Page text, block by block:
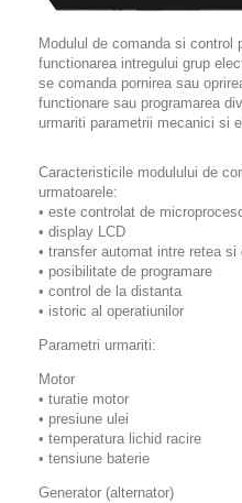
Modulul de comanda si control
functionarea intregului grup
se comanda pornirea sau
functionare sau programarea
urmariti parametrii mecanici si
Caracteristicile modulului de
urmatoarele:
• este controlat de
• display LCD
• transfer automat intre retea si
• posibilitate de programare
• control de la distanta
• istoric al operatiunilor
Parametri urmariti:
Motor
• turatie motor
• presiune ulei
• temperatura lichid racire
• tensiune baterie
Generator (alternator)